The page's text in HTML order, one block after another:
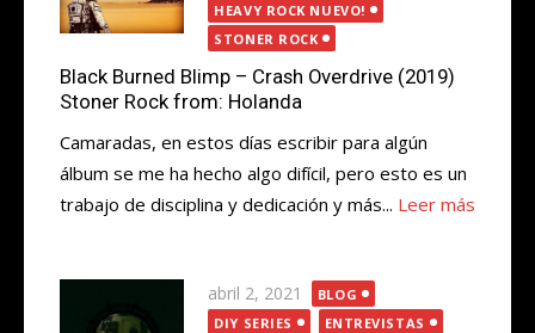
HEAVY ROCK NUEVO!
STONER ROCK
Black Burned Blimp – Crash Overdrive (2019)
Stoner Rock from: Holanda
Camaradas, en estos días escribir para algún
álbum se me ha hecho algo difícil, pero esto es un
trabajo de disciplina y dedicación y más... Leer más
Publicada
el
abril 2, 2021
BLOG
DIY SERIES
ENTREVISTAS